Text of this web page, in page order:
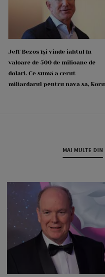
Jeff Bezos își vinde iahtul în
valoare de 500 de milioane de
dolari. Ce sumă a cerut
miliardarul pentru nava sa, Koru
MAI MULTE DIN